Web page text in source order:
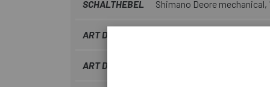
SCHALTHEBEL Shimano Deore mechanical,
ART DER BREMBSEN
ART DES FAHRRADS